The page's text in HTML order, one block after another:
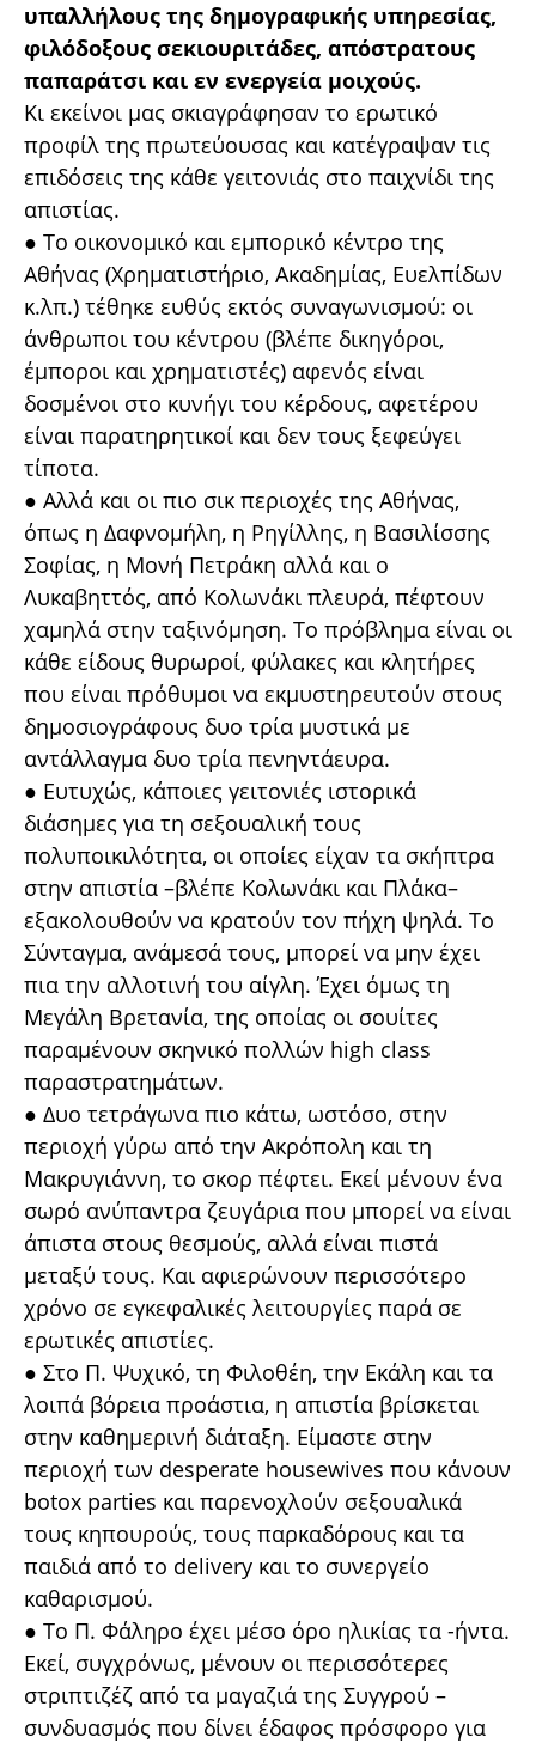
υπαλλήλους της δημογραφικής υπηρεσίας,
φιλόδοξους σεκιουριτάδες, απόστρατους
παπαράτσι και εν ενεργεία μοιχούς.
Κι εκείνοι μας σκιαγράφησαν το ερωτικό
προφίλ της πρωτεύουσας και κατέγραψαν τις
επιδόσεις της κάθε γειτονιάς στο παιχνίδι της
απιστίας.
● Το οικονομικό και εμπορικό κέντρο της
Αθήνας (Χρηματιστήριο, Ακαδημίας, Ευελπίδων
κ.λπ.) τέθηκε ευθύς εκτός συναγωνισμού: οι
άνθρωποι του κέντρου (βλέπε δικηγόροι,
έμποροι και χρηματιστές) αφενός είναι
δοσμένοι στο κυνήγι του κέρδους, αφετέρου
είναι παρατηρητικοί και δεν τους ξεφεύγει
τίποτα.
● Αλλά και οι πιο σικ περιοχές της Αθήνας,
όπως η Δαφνομήλη, η Ρηγίλλης, η Βασιλίσσης
Σοφίας, η Μονή Πετράκη αλλά και ο
Λυκαβηττός, από Κολωνάκι πλευρά, πέφτουν
χαμηλά στην ταξινόμηση. Το πρόβλημα είναι οι
κάθε είδους θυρωροί, φύλακες και κλητήρες
που είναι πρόθυμοι να εκμυστηρευτούν στους
δημοσιογράφους δυο τρία μυστικά με
αντάλλαγμα δυο τρία πενηντάευρα.
● Ευτυχώς, κάποιες γειτονιές ιστορικά
διάσημες για τη σεξουαλική τους
πολυποικιλότητα, οι οποίες είχαν τα σκήπτρα
στην απιστία –βλέπε Κολωνάκι και Πλάκα–
εξακολουθούν να κρατούν τον πήχη ψηλά. Το
Σύνταγμα, ανάμεσά τους, μπορεί να μην έχει
πια την αλλοτινή του αίγλη. Έχει όμως τη
Μεγάλη Βρετανία, της οποίας οι σουίτες
παραμένουν σκηνικό πολλών high class
παραστρατημάτων.
● Δυο τετράγωνα πιο κάτω, ωστόσο, στην
περιοχή γύρω από την Ακρόπολη και τη
Μακρυγιάννη, το σκορ πέφτει. Εκεί μένουν ένα
σωρό ανύπαντρα ζευγάρια που μπορεί να είναι
άπιστα στους θεσμούς, αλλά είναι πιστά
μεταξύ τους. Και αφιερώνουν περισσότερο
χρόνο σε εγκεφαλικές λειτουργίες παρά σε
ερωτικές απιστίες.
● Στο Π. Ψυχικό, τη Φιλοθέη, την Εκάλη και τα
λοιπά βόρεια προάστια, η απιστία βρίσκεται
στην καθημερινή διάταξη. Είμαστε στην
περιοχή των desperate housewives που κάνουν
botox parties και παρενοχλούν σεξουαλικά
τους κηπουρούς, τους παρκαδόρους και τα
παιδιά από το delivery και το συνεργείο
καθαρισμού.
● Το Π. Φάληρο έχει μέσο όρο ηλικίας τα -ήντα.
Εκεί, συγχρόνως, μένουν οι περισσότερες
στριπτιζέζ από τα μαγαζιά της Συγγρού –
συνδυασμός που δίνει έδαφος πρόσφορο για